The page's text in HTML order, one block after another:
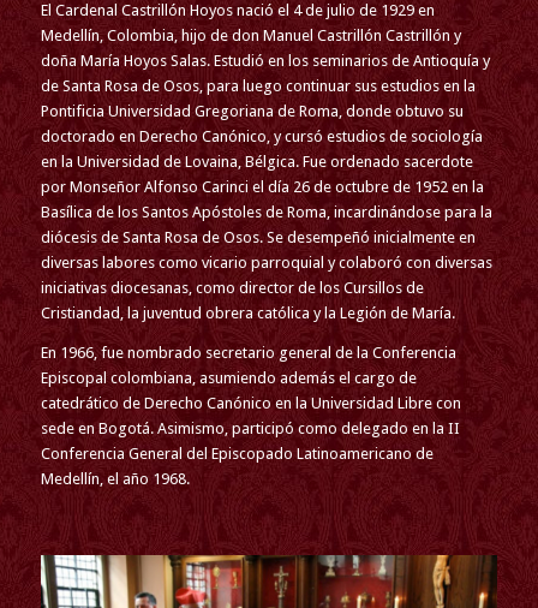
El Cardenal Castrillón Hoyos nació el 4 de julio de 1929 en
Medellín, Colombia, hijo de don Manuel Castrillón Castrillón y
doña María Hoyos Salas. Estudió en los seminarios de Antioquía y
de Santa Rosa de Osos, para luego continuar sus estudios en la
Pontificia Universidad Gregoriana de Roma, donde obtuvo su
doctorado en Derecho Canónico, y cursó estudios de sociología
en la Universidad de Lovaina, Bélgica. Fue ordenado sacerdote
por Monseñor Alfonso Carinci el día 26 de octubre de 1952 en la
Basílica de los Santos Apóstoles de Roma, incardinándose para la
diócesis de Santa Rosa de Osos. Se desempeñó inicialmente en
diversas labores como vicario parroquial y colaboró con diversas
iniciativas diocesanas, como director de los Cursillos de
Cristiandad, la juventud obrera católica y la Legión de María.
En 1966, fue nombrado secretario general de la Conferencia
Episcopal colombiana, asumiendo además el cargo de
catedrático de Derecho Canónico en la Universidad Libre con
sede en Bogotá. Asimismo, participó como delegado en la II
Conferencia General del Episcopado Latinoamericano de
Medellín, el año 1968.